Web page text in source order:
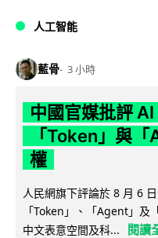
人工智能
藍骨 3 小時
中國官媒批評
「Token」與
權
人民網旗下評論於 8 月 6
「Token」、「Agent」及
中文表意空間及科...
閱讀